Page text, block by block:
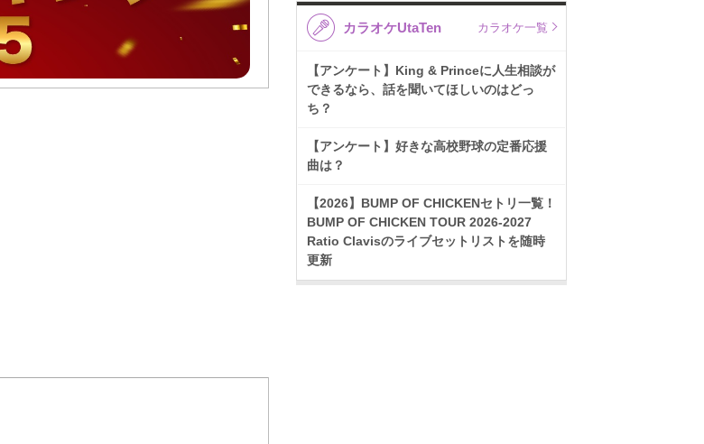
カラオケUtaTen カラオケ一覧
【アンケート】King & Princeに人生相談が
できるなら、話を聞いてほしいのはどっ
ち？
【アンケート】好きな高校野球の定番応援
曲は？
【2026】BUMP OF CHICKENセトリ一覧！
BUMP OF CHICKEN TOUR 2026-2027
Ratio Clavisのライブセットリストを随時
更新